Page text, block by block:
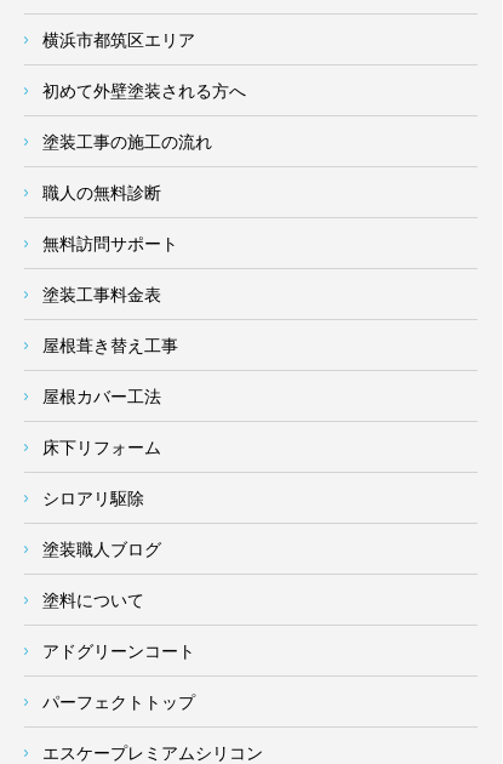
横浜市都筑区エリア
初めて外壁塗装される方へ
塗装工事の施工の流れ
職人の無料診断
無料訪問サポート
塗装工事料金表
屋根葺き替え工事
屋根カバー工法
床下リフォーム
シロアリ駆除
塗装職人ブログ
塗料について
アドグリーンコート
パーフェクトトップ
エスケープレミアムシリコン